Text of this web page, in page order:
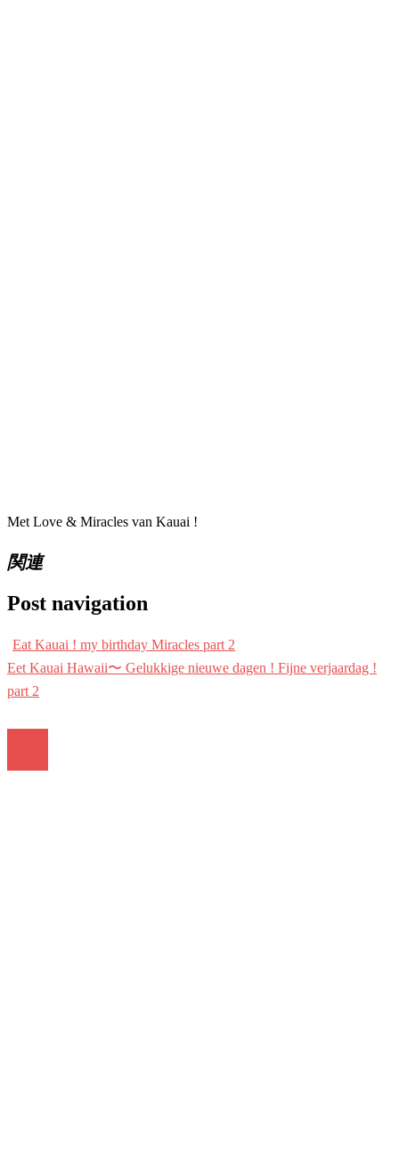
Met Love & Miracles van Kauai !
関連
Post navigation
Eat Kauai ! my birthday Miracles part 2
Eet Kauai Hawaii〜 Gelukkige nieuwe dagen ! Fijne verjaardag !
part 2